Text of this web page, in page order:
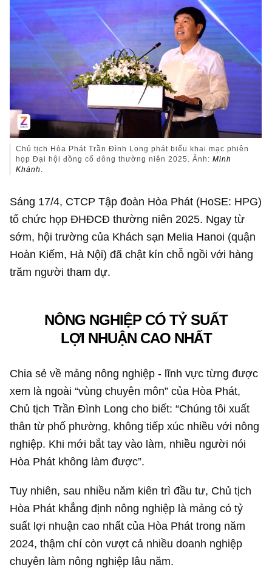
Chủ tịch Hòa Phát Trần Đình Long phát biểu khai mạc phiên
họp Đại hội đồng cổ đông thường niên 2025. Ảnh:Minh
Khánh .
Sáng 17/4, CTCP Tập đoàn Hòa Phát (HoSE: HPG)
tổ chức họp ĐHĐCĐ thường niên 2025. Ngay từ
sớm, hội trường của Khách sạn Melia Hanoi (quận
Hoàn Kiếm, Hà Nội) đã chật kín chỗ ngồi với hàng
trăm người tham dự.
NÔNG NGHIỆP CÓ TỶ SUẤT
LỢI NHUẬN CAO NHẤT
Chia sẻ về mảng nông nghiệp - lĩnh vực từng được
xem là ngoài “vùng chuyên môn” của Hòa Phát,
Chủ tịch Trần Đình Long cho biết: “Chúng tôi xuất
thân từ phố phường, không tiếp xúc nhiều với nông
nghiệp. Khi mới bắt tay vào làm, nhiều người nói
Hòa Phát không làm được”.
Tuy nhiên, sau nhiều năm kiên trì đầu tư, Chủ tịch
Hòa Phát khẳng định nông nghiệp là mảng có tỷ
suất lợi nhuận cao nhất của Hòa Phát trong năm
2024, thậm chí còn vượt cả nhiều doanh nghiệp
chuyên làm nông nghiệp lâu năm.